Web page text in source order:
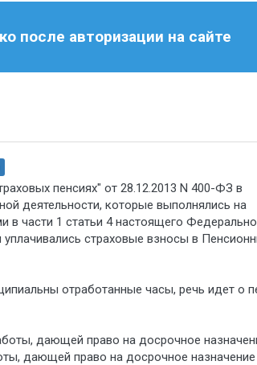
после авторизации на сайте
пенсиях" от 28.12.2013 N 400-ФЗ в
деятельности, которые выполнялись на
в части 1 статьи 4 настоящего
уплачивались страховые взносы в
отработанные часы, речь идет о
дающей право на досрочное
дающей право на досрочное назначение